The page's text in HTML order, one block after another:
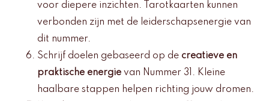
voor diepere inzichten. Tarotkaarten kunnen
verbonden zijn met de leiderschapsenergie van
dit nummer.
Schrijf doelen gebaseerd op de creatieve en
praktische energie van Nummer 31. Kleine
haalbare stappen helpen richting jouw dromen.